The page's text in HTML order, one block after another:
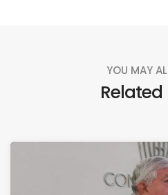
YOU MAY
Related